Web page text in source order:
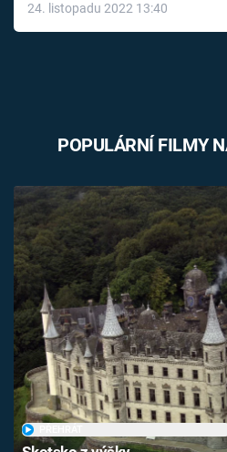
24. listopadu 2022 13:40
POPULÁRNÍ FILMY